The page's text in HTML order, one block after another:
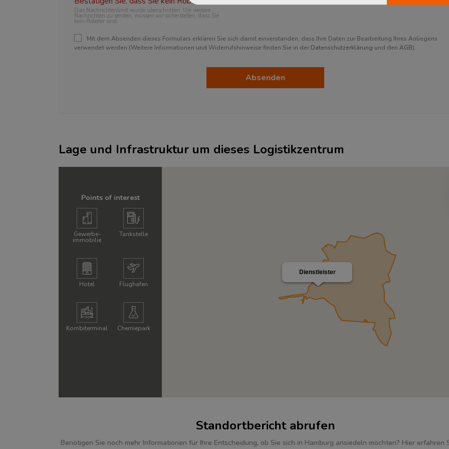
Das Nachrichtenlimit wurde überschritten. Um weitere
Nachrichten zu senden, müssen wir sicherstellen, dass Sie
kein Roboter sind.
Mit dem Absenden dieses Formulars erklären Sie sich damit einverstanden, dass Ihre Daten zur Bearbeitung Ihres Anliegens
verwendet werden (Weitere Informationen und Widerrufshinweise finden Sie in der Datenschutzerklärung und den AGB).
Absenden
Lage und Infrastruktur um dieses Logistikzentrum
Points of interest
Gewerbe­
immobilie
Tankstelle
Hotel Flughafen
Kombi­terminal Chemie­park
Dienstleister
Standortbericht abrufen
Benötigen Sie noch mehr Informationen für Ihre Entscheidung, ob Sie sich in Hamburg ansiedeln möchten? Hier erfahren